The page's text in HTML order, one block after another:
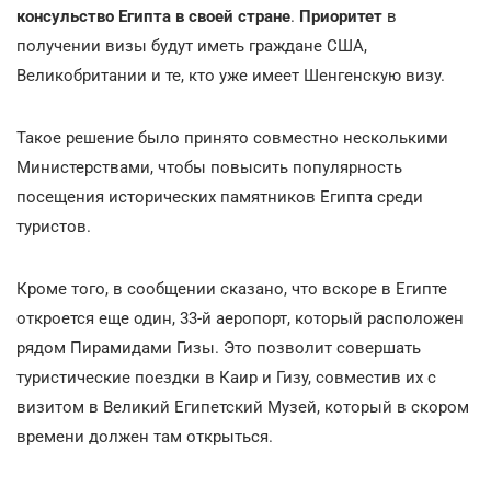
консульство Египта в своей стране. Приоритет в
получении визы будут иметь граждане США,
Великобритании и те, кто уже имеет Шенгенскую визу.
Такое решение было принято совместно несколькими
Министерствами, чтобы повысить популярность
посещения исторических памятников Египта среди
туристов.
Кроме того, в сообщении сказано, что вскоре в Египте
откроется еще один, 33-й аеропорт, который расположен
рядом Пирамидами Гизы. Это позволит совершать
туристические поездки в Каир и Гизу, совместив их с
визитом в Великий Египетский Музей, который в скором
времени должен там открыться.